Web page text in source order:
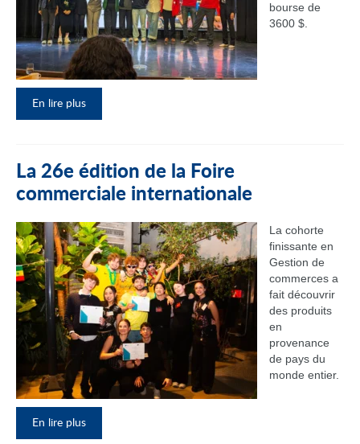
bourse de
3600 $.
En lire plus
La 26e édition de la Foire
commerciale internationale
La cohorte
finissante en
Gestion de
commerces a
fait découvrir
des produits
en
provenance
de pays du
monde entier.
En lire plus